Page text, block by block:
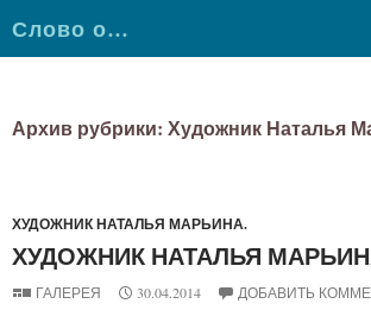
Слово о…
Архив рубрики: Художник Наталья
ХУДОЖНИК НАТАЛЬЯ МАРЬИНА.
ХУДОЖНИК НАТАЛЬЯ
ГАЛЕРЕЯ 30.04.2014 ДОБАВИТЬ